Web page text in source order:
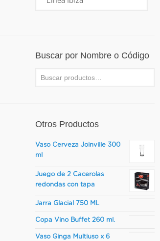
Buscar por Nombre o Código
Otros Productos
Vaso Cerveza Joinville 300
ml
Juego de 2 Cacerolas
redondas con tapa
Jarra Glacial 750 ML
Copa Vino Buffet 260 ml.
Vaso Ginga Multiuso x 6